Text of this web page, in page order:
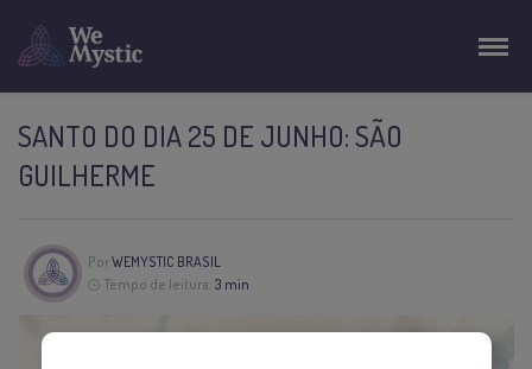
SANTO DO DIA 25 DE JUNHO: SÃO
GUILHERME
PorWEMYSTIC BRASIL
Tempo de leitura: 3 min